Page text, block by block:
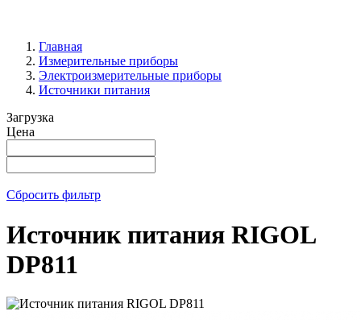
Главная
Измерительные приборы
Электроизмерительные приборы
Источники питания
Загрузка
Цена
Сбросить фильтр
Источник питания RIGOL
DP811